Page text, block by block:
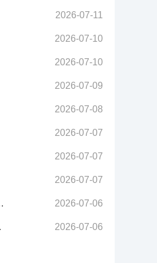
2026-07-11
2026-07-10
2026-07-10
2026-07-09
2026-07-08
2026-07-07
2026-07-07
2026-07-07
2026-07-06
2026-07-06